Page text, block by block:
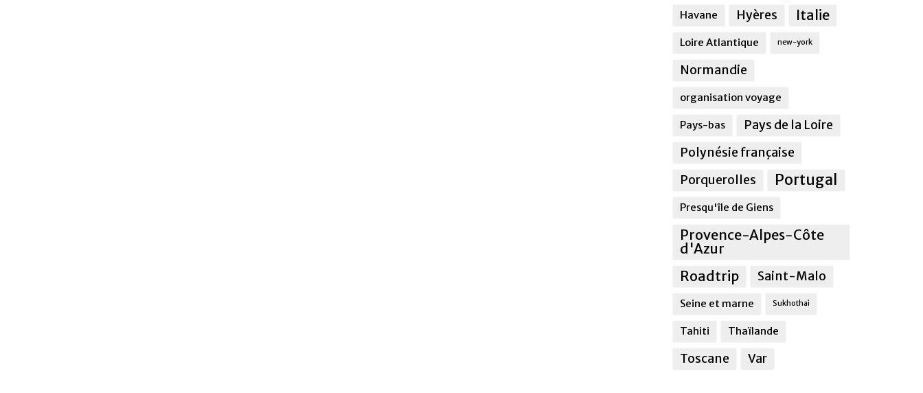
Havane Hyères Italie
Loire Atlantique new-york
Normandie
organisation voyage
Pays-bas
Pays de la Loire
Polynésie française
Porquerolles
Portugal
Presqu'île de Giens
Provence-Alpes-Côte
d'Azur
Roadtrip
Saint-Malo
Seine et marne Sukhothai
Tahiti Thaïlande
Toscane Var